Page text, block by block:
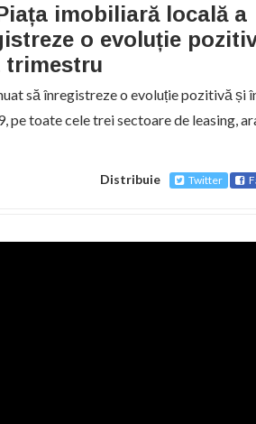
imobiliară locală a
o evoluție
trimestru
să înregistreze o evoluție pozitivă și
pe toate cele trei sectoare de leasing,
Distribuie Twitter